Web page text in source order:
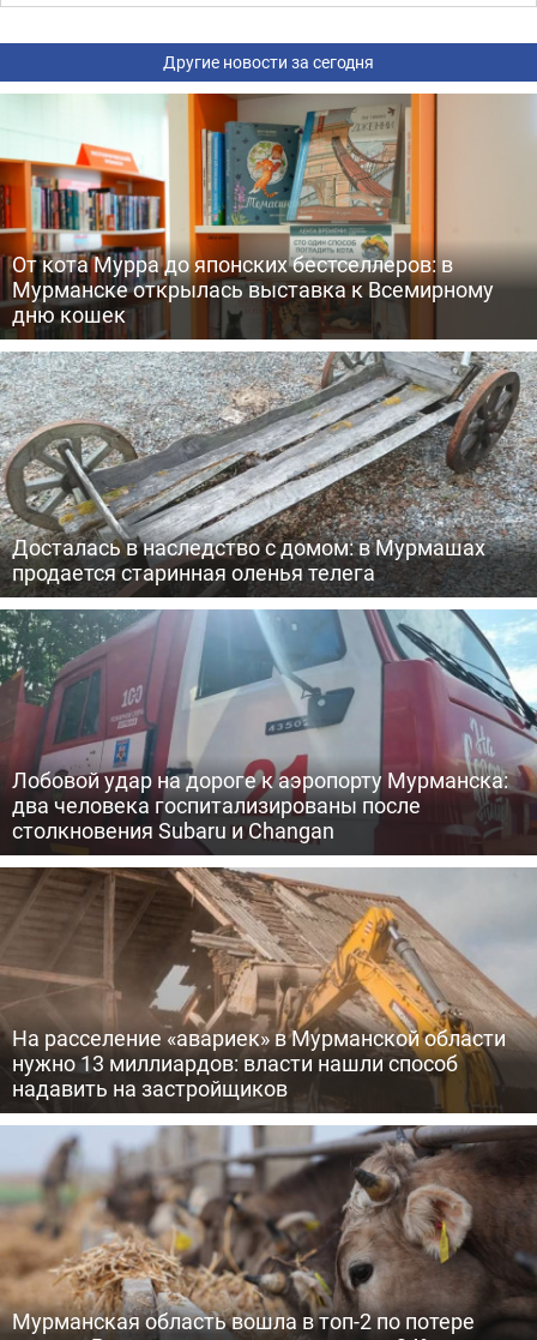
Другие новости за сегодня
От кота Мурра до японских бестселлеров: в
Мурманске открылась выставка к Всемирному
дню кошек
Досталась в наследство с домом: в Мурмашах
продается старинная оленья телега
Лобовой удар на дороге к аэропорту Мурманска:
два человека госпитализированы после
столкновения Subaru и Changan
На расселение «авариек» в Мурманской области
нужно 13 миллиардов: власти нашли способ
надавить на застройщиков
Мурманская область вошла в топ-2 по потере